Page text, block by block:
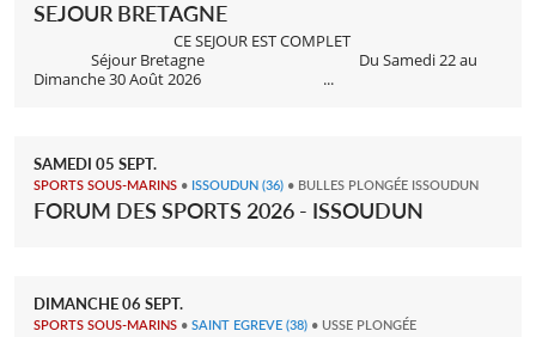
SEJOUR BRETAGNE
CE SEJOUR EST COMPLET
Séjour Bretagne Du Samedi 22 au
Dimanche 30 Août 2026 ...
SAMEDI 05 SEPT.
SPORTS SOUS-MARINS • ISSOUDUN (36) • BULLES PLONGÉE ISSOUDUN
FORUM DES SPORTS 2026 - ISSOUDUN
DIMANCHE06 SEPT.
SPORTS SOUS-MARINS • SAINT EGREVE (38) • USSE PLONGÉE